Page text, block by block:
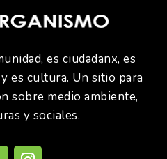
es ciudadanx, es
es cultura. Un sitio para
sobre medio ambiente,
y sociales.